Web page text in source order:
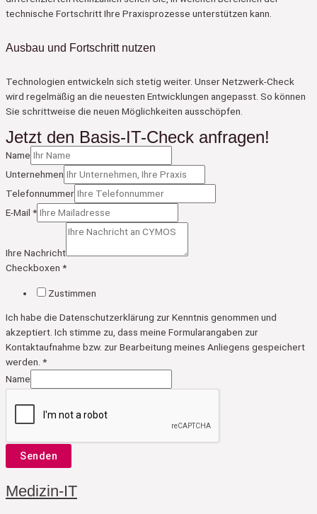
technische Fortschritt Ihre Praxisprozesse unterstützen kann.
Ausbau und Fortschritt nutzen
Technologien entwickeln sich stetig weiter. Unser Netzwerk-Check
wird regelmäßig an die neuesten Entwicklungen angepasst. So können
Sie schrittweise die neuen Möglichkeiten ausschöpfen.
Jetzt den Basis-IT-Check anfragen!
Name
Unternehmen
Telefonnummer
E-Mail *
Ihre Nachricht
Checkboxen *
Zustimmen
Ich habe die Datenschutzerklärung zur Kenntnis genommen und
akzeptiert. Ich stimme zu, dass meine Formularangaben zur
Kontaktaufnahme bzw. zur Bearbeitung meines Anliegens gespeichert
werden. *
Name
Senden
Medizin-IT